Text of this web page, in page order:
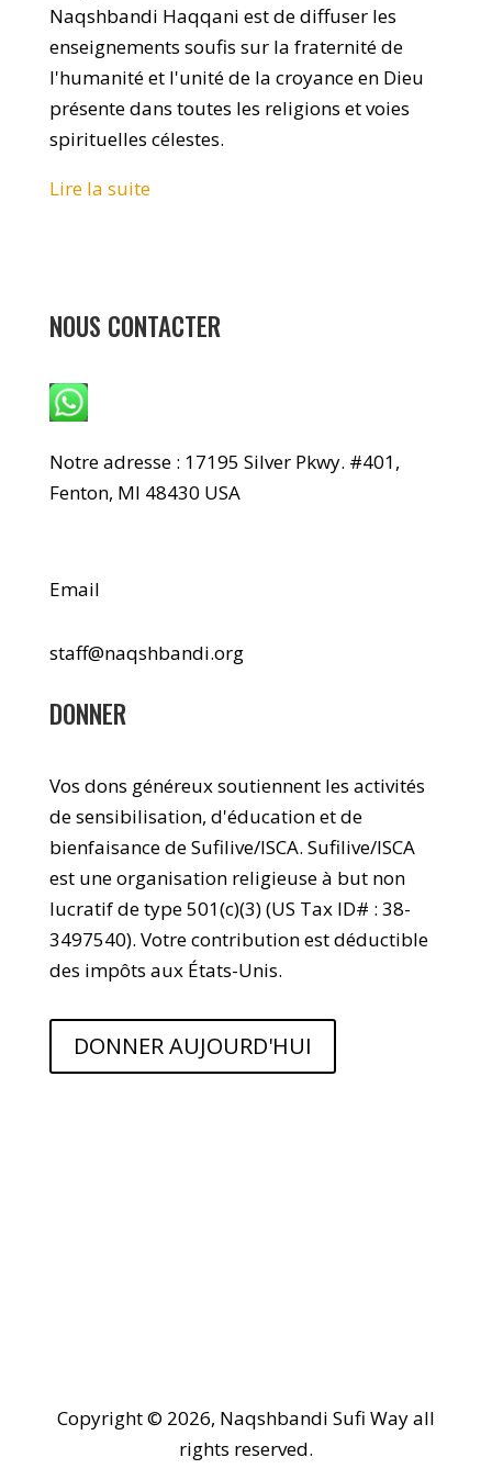
Naqshbandi Haqqani est de diffuser les
enseignements soufis sur la fraternité de
l'humanité et l'unité de la croyance en Dieu
présente dans toutes les religions et voies
spirituelles célestes.
Lire la suite
NOUS CONTACTER
WhatsApp : +1 240-499-5704
Notre adresse : 17195 Silver Pkwy. #401,
Fenton, MI 48430 USA
Email
staff@naqshbandi.org
DONNER
Vos dons généreux soutiennent les activités
de sensibilisation, d'éducation et de
bienfaisance de Sufilive/ISCA. Sufilive/ISCA
est une organisation religieuse à but non
lucratif de type 501(c)(3) (US Tax ID# : 38-
3497540). Votre contribution est déductible
des impôts aux États-Unis.
DONNER AUJOURD'HUI
Copyright © 2026, Naqshbandi Sufi Way all
rights reserved.